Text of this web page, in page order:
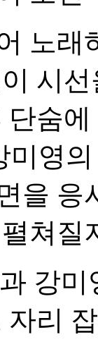
노
시
단숨
미영
을 응
쳐질
강
리